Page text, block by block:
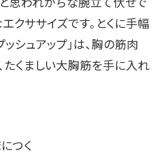
クササイズです。とくに手幅
シュアップ」は、胸の筋肉
くましい大胸筋を手に入れ
つく